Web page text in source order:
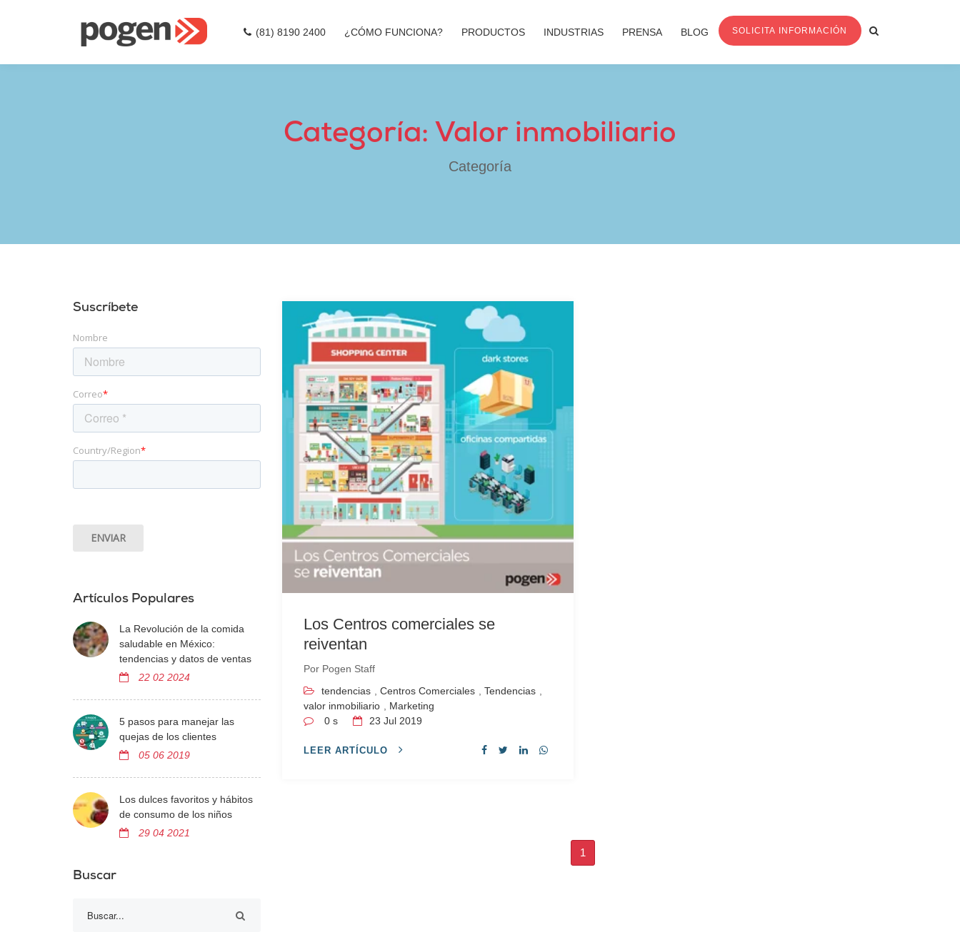
(81) 8190 2400 ¿CÓMO FUNCIONA? PRODUCTOS INDUSTRIAS PRENSA BLOG SOLICITA INFORMACIÓN
Categoría: Valor inmobiliario
Categoría
Los Centros comerciales se
reiventan
Por Pogen Staff
tendencias
Centros Comerciales Tendencias
valor inmobiliario
Marketing
0 s
23 Jul 2019
LEER ARTÍCULO
1
Suscríbete
Nombre
Correo*
Country/Region*
Artículos Populares
La Revolución de la comida
saludable en México:
tendencias y datos de ventas
22 02 2024
5 pasos para manejar las
quejas de los clientes
05 06 2019
Los dulces favoritos y hábitos
de consumo de los niños
29 04 2021
Buscar